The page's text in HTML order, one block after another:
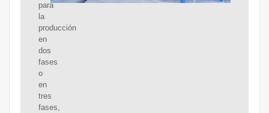
para
la
producción
en
dos
fases
o
en
tres
fases,